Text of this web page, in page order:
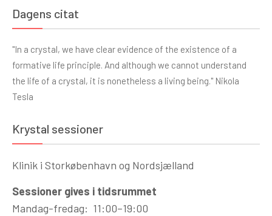
Dagens citat
"In a crystal, we have clear evidence of the existence of a
formative life principle. And although we cannot understand
the life of a crystal, it is nonetheless a living being." Nikola
Tesla
Krystal sessioner
Klinik i Storkøbenhavn og Nordsjælland
Sessioner gives i tidsrummet
Mandag-fredag: 11:00–19:00